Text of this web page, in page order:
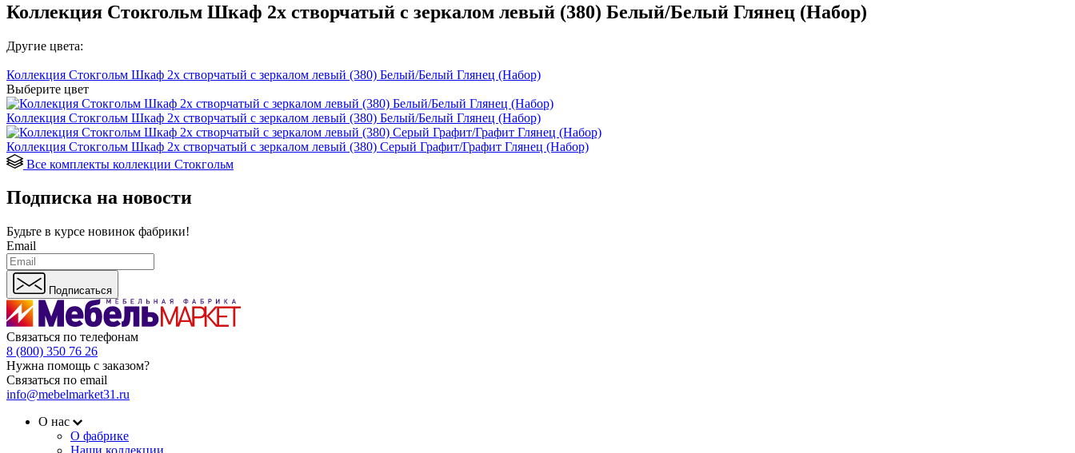
Коллекция Стокгольм Шкаф 2х створчатый с зеркалом левый (380) Белый/Белый Глянец (Набор)
Другие цвета:
Коллекция Стокгольм Шкаф 2х створчатый с зеркалом левый (380) Белый/Белый Глянец (Набор)
Выберите цвет
Коллекция Стокгольм Шкаф 2х створчатый с зеркалом левый (380) Белый/Белый Глянец (Набор)
Коллекция Стокгольм Шкаф 2х створчатый с зеркалом левый (380) Серый Графит/Графит Глянец (Набор)
Все комплекты коллекции Стокгольм
Подписка на новости
Будьте в курсе новинок фабрики!
Email
Подписаться
Связаться по телефонам
8 (800) 350 76 26
Нужна помощь с заказом?
Связаться по email
info@mebelmarket31.ru
О нас
О фабрике